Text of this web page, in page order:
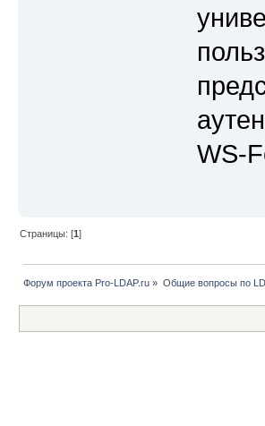
WS-
Страницы: [1]
Форум проекта Pro-LDAP.ru » Общие вопросы по